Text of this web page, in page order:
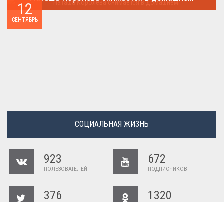
12
СЕНТЯБРЬ
СОЦИАЛЬНАЯ ЖИЗНЬ
923
ПОЛЬЗОВАТЕЛЕЙ
672
ПОДПИСЧИКОВ
376 1320